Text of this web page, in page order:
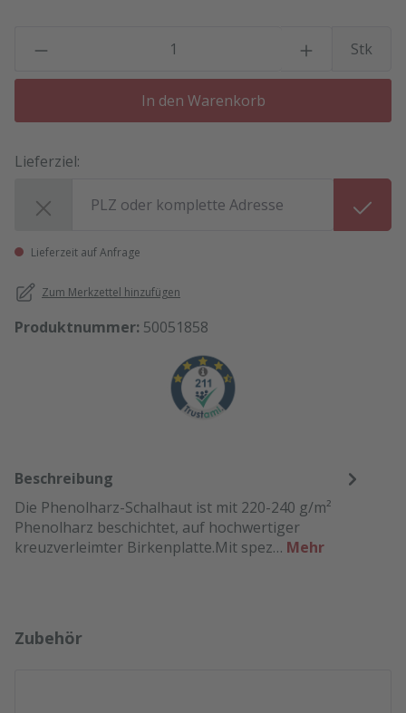
Stk
In den Warenkorb
Lieferziel:
Lieferzeit auf Anfrage
Zum Merkzettel hinzufügen
Produktnummer: 50051858
Beschreibung
Die Phenolharz-Schalhaut ist mit 220-240 g/m²
Phenolharz beschichtet, auf hochwertiger
kreuzverleimter Birkenplatte.Mit spez… Mehr
Produktgalerie überspringen
Zubehör